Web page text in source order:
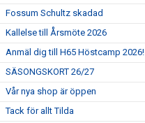
Fossum Schultz skadad
Kallelse till Årsmöte 2026
Anmäl dig till H65 Höstcamp 2026!
SÄSONGSKORT 26/27
Vår nya shop är öppen
Tack för allt Tilda